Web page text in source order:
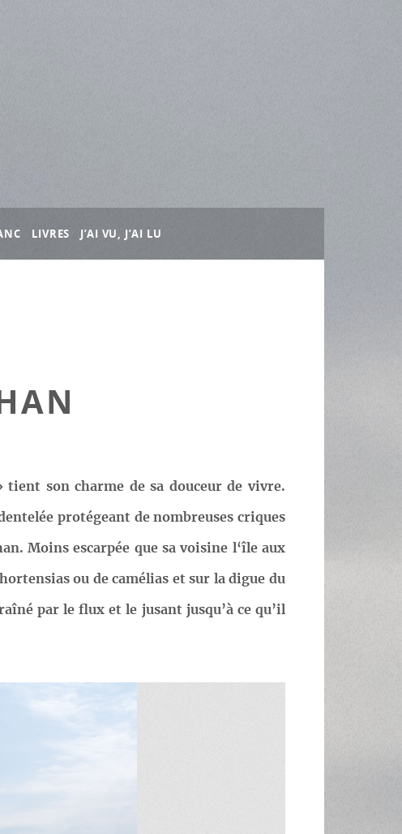
LIVRES J’AI VU, J’AI LU
tient son charme de sa douceur de vivre.
protégeant de nombreuses criques
Moins escarpée que sa voisine l‘île aux
ou de camélias et sur la digue du
par le flux et le jusant jusqu’à ce qu’il